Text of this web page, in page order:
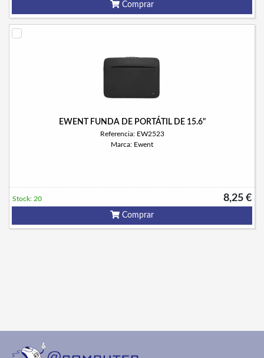
Comprar
EWENT FUNDA DE PORTÁTIL DE 15.6"
Referencia: EW2523
Marca: Ewent
8,25 €
Stock: 20
Comprar